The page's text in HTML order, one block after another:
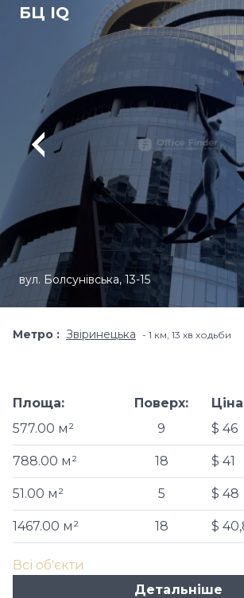
БЦ IQ
вул. Болсунівська, 13-15
Метро Звіринецька 1 км, 13 хв ходьби
Площа:
577.00 м²
Поверх:
9
$ 46
788.00 м² 18 $ 41
51.00 м² 5 $ 48
1467.00 м² 18 $
Всі об'єкти
Детальніше